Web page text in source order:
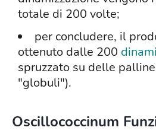
totale di 200 volte;
per concludere, il
ottenuto dalle 200
spruzzato su delle
"globuli").
Oscillococcinum